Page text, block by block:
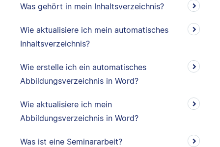
Was gehört in mein Inhaltsverzeichnis?
Wie aktualisiere ich mein automatisches
Inhaltsverzeichnis?
Wie erstelle ich ein automatisches
Abbildungsverzeichnis in Word?
Wie aktualisiere ich mein
Abbildungsverzeichnis in Word?
Was ist eine Seminararbeit?